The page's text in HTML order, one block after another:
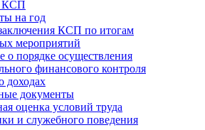
КСП
на год
КСП по итогам
мероприятий
о порядке осуществления
финансового контроля
доходах
документы
оценка условий труда
и служебного поведения